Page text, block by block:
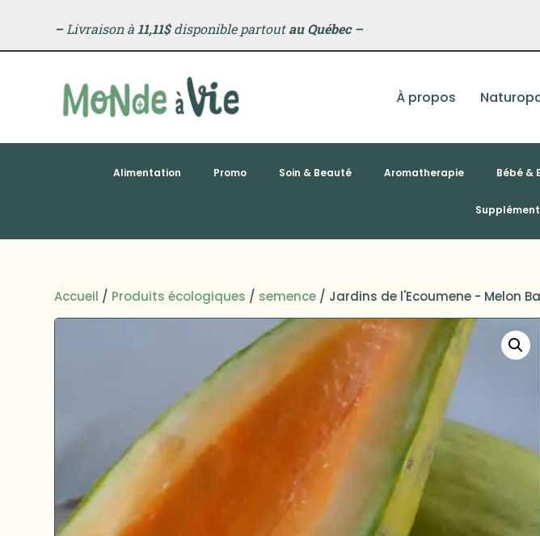
–Livraison à 11,11$disponible partoutau Québec –
À propos
Alimentation Promo Soin & Beauté Aromatherapie Bébé &
Accueil / Produits écologiques / semence / Jardins de l'Ecoumene - Melon